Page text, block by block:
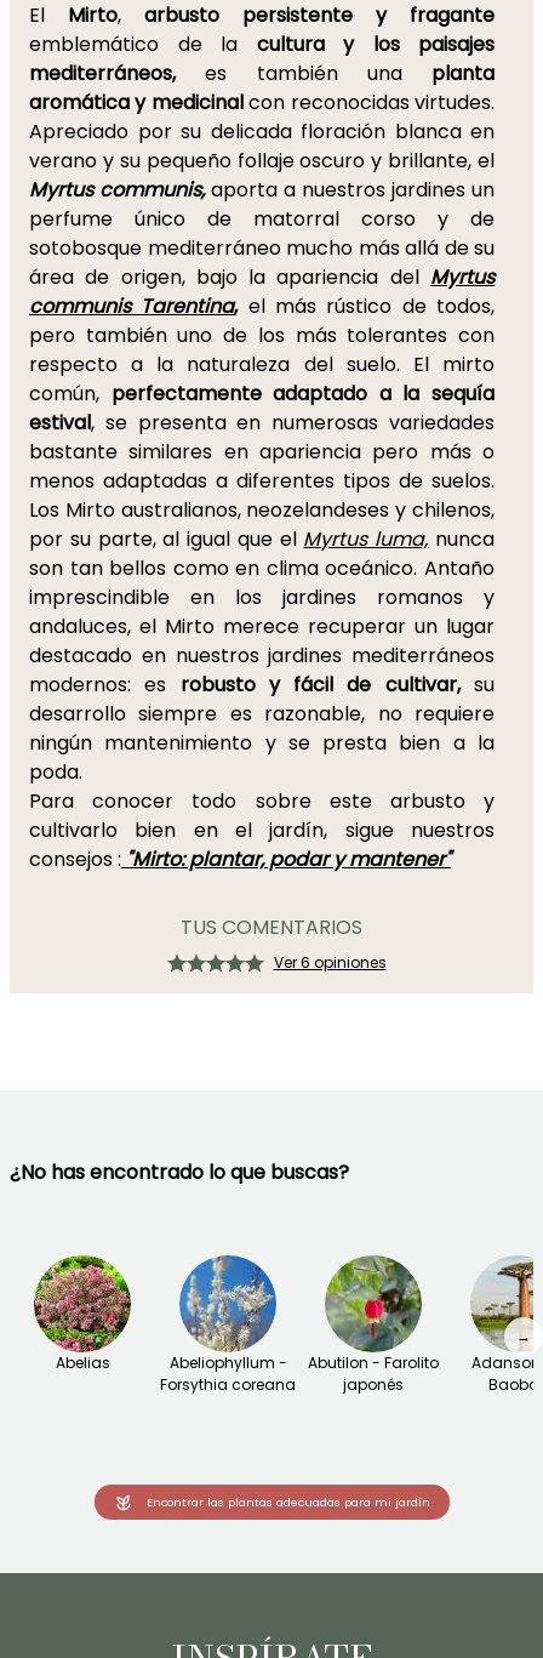
El Mirto, arbusto persistente y fragante
emblemático de la cultura y los paisajes
mediterráneos,es también una planta
aromática y medicinalcon reconocidas virtudes.
Apreciado por su delicada floración blanca en
verano y su pequeño follaje oscuro y brillante, el
Myrtus communis,aporta a nuestros jardines un
perfume único de matorral corso y de
sotobosque mediterráneo mucho más allá de su
área de origen, bajo la apariencia del Myrtus
communis Tarentina,el más rústico de todos,
pero también uno de los más tolerantes con
respecto a la naturaleza del suelo. El mirto
común, perfectamente adaptado a la sequía
estival, se presenta en numerosas variedades
bastante similares en apariencia pero más o
menos adaptadas a diferentes tipos de suelos.
Los Mirto australianos, neozelandeses y chilenos,
por su parte, al igual que el Myrtus luma, nunca
son tan bellos como en clima oceánico. Antaño
imprescindible en los jardines romanos y
andaluces, el Mirto merece recuperar un lugar
destacado en nuestros jardines mediterráneos
modernos: es robusto y fácil de cultivar,su
desarrollo siempre es razonable, no requiere
ningún mantenimiento y se presta bien a la
poda.
Para conocer todo sobre este arbusto y
cultivarlo bien en el jardín, sigue nuestros
consejos : "Mirto: plantar, podar y mantener"
TUS COMENTARIOS
Ver 6 opiniones
¿No has encontrado lo que buscas?
Abelias
Abeliophyllum -
Forsythia coreana
Abutilon - Farolito
japonés
→
Encontrar las plantas adecuadas para mi jardín